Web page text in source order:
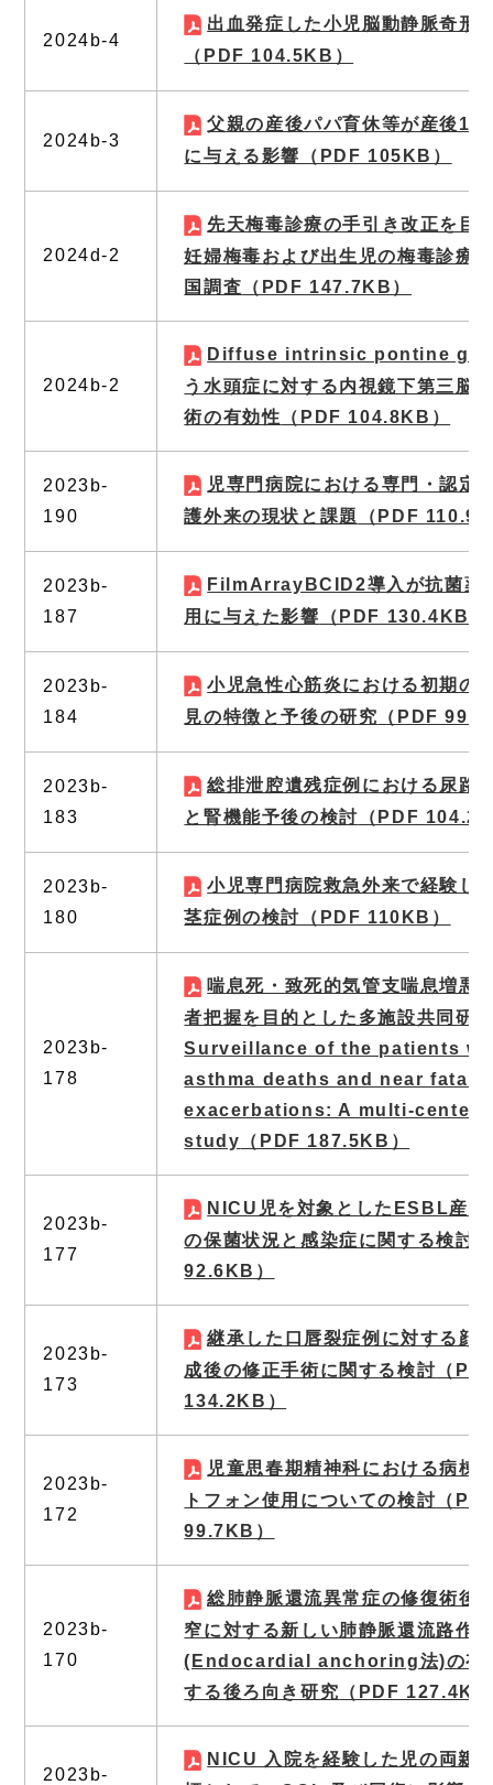
2024b-4
出血発症した小児脳動静脈奇形
（PDF 104.5KB）
2024b-3
父親の産後パパ育休等が産後1
に与える影響
（PDF 105KB）
2024d-2
先天梅毒診療の手引き改正を目
妊婦梅毒および出生児の梅毒診療
国調査 （PDF 147.7KB）
2024b-2
Diffuse intrinsic pontine
う水頭症に対する内視鏡下第三脳
術の有効性 （PDF 104.8KB）
2023b-
190
児専門病院における専門・認定
護外来の現状と課題
（PDF
2023b-
187
FilmArrayBCID2導入が抗菌薬
用に与えた影響 （PDF 130.4KB）
2023b-
184
小児急性心筋炎における初期の
見の特徴と予後の研究 （PDF
2023b-
183
総排泄腔遺残症例における尿路
と腎機能予後の検討 （PDF
2023b-
180
小児専門病院救急外来で経験し
茎症例の検討 （PDF 110KB）
2023b-
178
喘息死・致死的気管⽀喘息増悪(
者把握を⽬的とした多施設共同研究
Surveillance of the patients
asthma deaths and near fatal
exacerbations: A multi-center
study （PDF 187.5KB）
2023b-
177
NICU児を対象としたESBL産生
の保菌状況と感染症に関する検討
92.6KB）
2023b-
173
継承した口唇裂症例に対する顔
成後の修正手術に関する検討 （
134.2KB）
2023b-
172
児童思春期精神科における病棟
トフォン使用についての検討 （
99.7KB）
2023b-
170
総肺静脈還流異常症の修復術後
窄に対する新しい肺静脈還流路作
(Endocardial anchoring法)の有
する後ろ向き研究 （PDF 127.4KB
2023b-
NICU 入院を経験した児の両親